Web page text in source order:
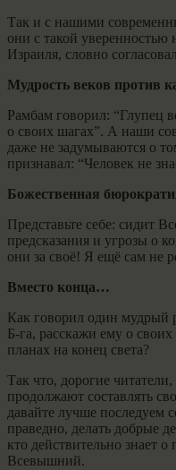
Так и с нашими
они с такой уверенностью
Израиля, словно
Мудрость веков против
Рамбам говорил: “Глупец
о своих шагах”. А наши
даже не задумываются о
признавал: “Человек не
Божественная
Представьте себе: сидит
предсказания и угрозы о
они за своё! Я ещё сам не
Вместо конца…
Как говорил один мудрый
Б-га, расскажи ему о
планах на конец света?
Так что, дорогие
продолжают составлять
давайте лучше последуем
праведно, делать добрые
кто действительно знает
Всевышний.